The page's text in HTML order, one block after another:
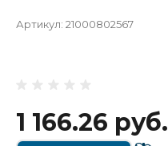
Артикул: 21000802567
1 166.26 руб.